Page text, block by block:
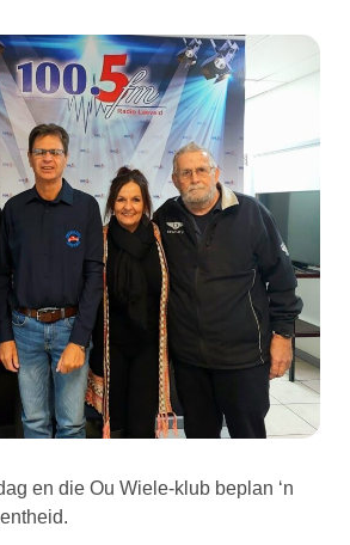
en die Ou Wiele-klub beplan ‘n